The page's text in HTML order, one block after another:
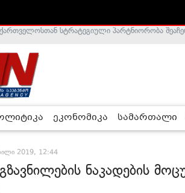
დე-ფაქტო მთავრობა არალეგიტიმურია -
სტრატეგიული პარტნიორობა
ეკონომიკა სამართალი
2019, 12:44
ნაკადების